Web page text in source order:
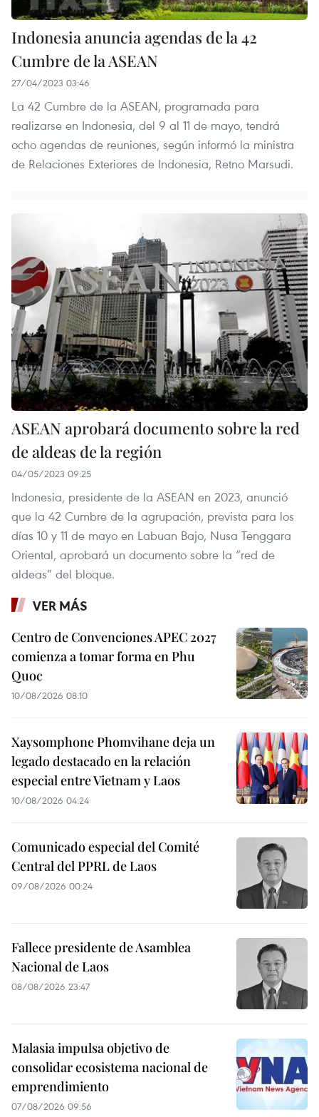
Indonesia anuncia agendas de la 42
Cumbre de la ASEAN
27/04/2023 03:46
La 42 Cumbre de la ASEAN, programada para
realizarse en Indonesia, del 9 al 11 de mayo, tendrá
ocho agendas de reuniones, según informó la ministra
de Relaciones Exteriores de Indonesia, Retno Marsudi.
ASEAN aprobará documento sobre la red
de aldeas de la región
04/05/2023 09:25
Indonesia, presidente de la ASEAN en 2023, anunció
que la 42 Cumbre de la agrupación, prevista para los
días 10 y 11 de mayo en Labuan Bajo, Nusa Tenggara
Oriental, aprobará un documento sobre la “red de
aldeas” del bloque.
VER MÁS
Centro de Convenciones APEC 2027
comienza a tomar forma en Phu
Quoc
10/08/2026 08:10
Xaysomphone Phomvihane deja un
legado destacado en la relación
especial entre Vietnam y Laos
10/08/2026 04:24
Comunicado especial del Comité
Central del PPRL de Laos
09/08/2026 00:24
Fallece presidente de Asamblea
Nacional de Laos
08/08/2026 23:47
Malasia impulsa objetivo de
consolidar ecosistema nacional de
emprendimiento
07/08/2026 09:56